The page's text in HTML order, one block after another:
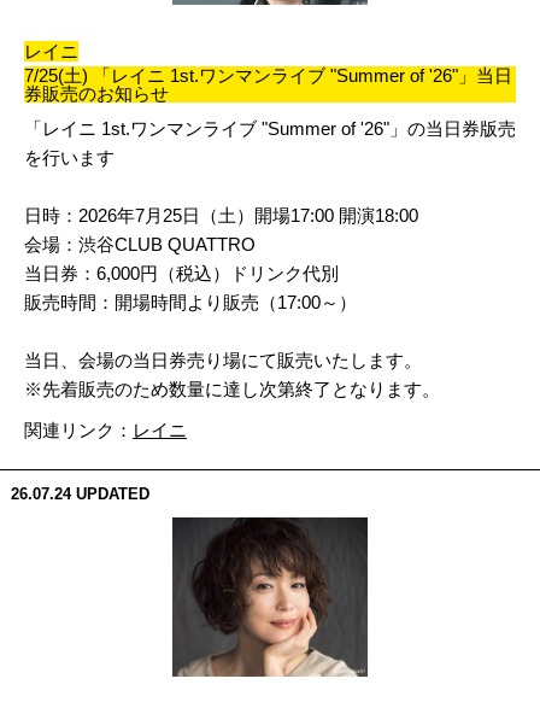
レイニ
7/25(土) 「レイニ 1st.ワンマンライブ "Summer of '26"」当日
券販売のお知らせ
「レイニ 1st.ワンマンライブ "Summer of '26"」の当日券版売
を行います
日時：2026年7月25日（土）開場17:00 開演18:00
会場：渋谷CLUB QUATTRO
当日券：6,000円（税込）ドリンク代別
販売時間：開場時間より販売（17:00～）
当日、会場の当日券売り場にて販売いたします。
※先着販売のため数量に達し次第終了となります。
関連リンク： レイニ
26.07.24 UPDATED